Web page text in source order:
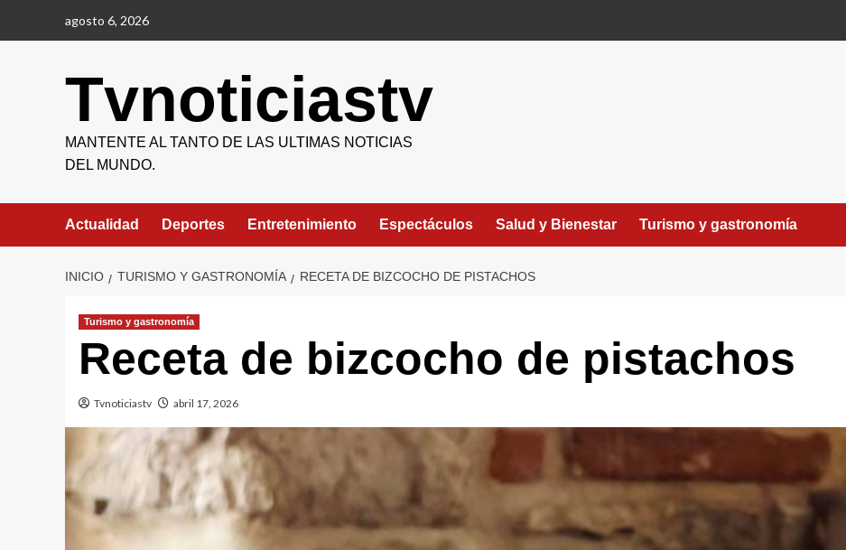
agosto 6, 2026
Tvnoticiastv
MANTENTE AL TANTO DE LAS ULTIMAS NOTICIAS
DEL MUNDO.
Actualidad Deportes Entretenimiento Espectáculos Salud y Bienestar Turismo y gastronomía
INICIO TURISMO Y GASTRONOMÍA RECETA DE BIZCOCHO DE PISTACHOS
Turismo y gastronomía
Receta de bizcocho de pistachos
Tvnoticiastv abril 17, 2026